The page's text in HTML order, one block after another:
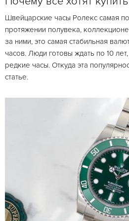
Швейцарские часы Ролекс самая
протяжении полувека,
за ними, это самая стабильная
часов. Люди готовы ждать по 10
редкие часы. Откуда эта
статье.